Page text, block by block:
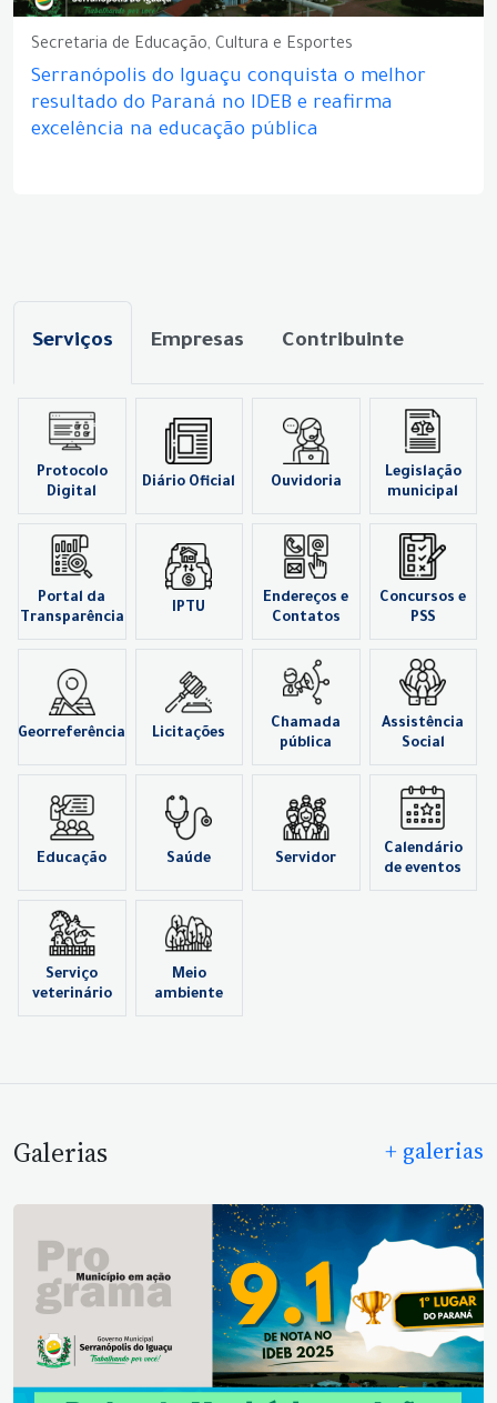
Secretaria de Educação, Cultura e Esportes
Serranópolis do Iguaçu conquista o melhor
resultado do Paraná no IDEB e reafirma
excelência na educação pública
Serviços Empresas Contribuinte
Protocolo
Digital
Diário Oficial Ouvidoria
Legislação
municipal
Portal da
Transparência
IPTU
Endereços e
Contatos
Concursos e
PSS
Georreferência Licitações
Chamada
pública
Assistência
Social
Educação Saúde Servidor
Calendário
de eventos
Serviço
veterinário
Meio
ambiente
Galerias + galerias